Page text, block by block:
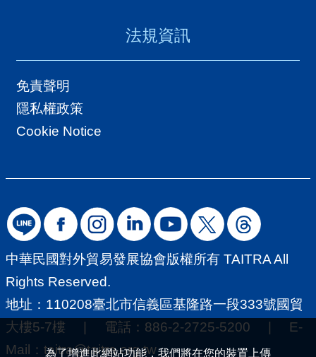
為了增進此網站功能，我們將在您的裝置上傳
法規資訊
免責聲明
隱私權政策
Cookie Notice
中華民國對外貿易發展協會版權所有 TAITRA All
Rights Reserved.
地址：110208臺北市信義區基隆路一段333號國貿
大樓5-7樓 | 電話：886-2-2725-5200 | E-
Mail： taitra@taitra.org.tw